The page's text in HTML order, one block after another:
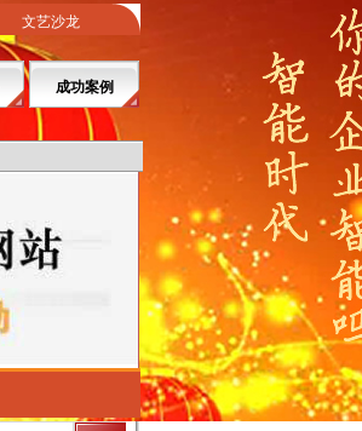
文艺沙龙
成功案例